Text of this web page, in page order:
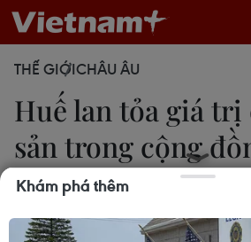
THẾ GIỚICHÂU ÂU
Huế lan tỏa giá
sản trong cộng
ngữ
Hương Giang-Lan Anh-Duy Tùng
Khám phá thêm